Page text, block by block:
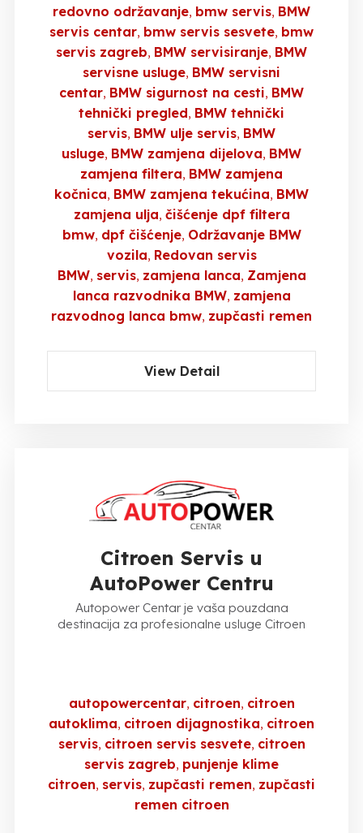
redovno održavanje bmw servis BMW
servis centar bmw servis sesvete bmw
servis zagreb BMW servisiranje BMW
servisne usluge BMW servisni
centar BMW sigurnost na cesti BMW
tehnički pregled BMW tehnički
servis BMW ulje servis BMW
usluge BMW zamjena dijelova BMW
zamjena filtera BMW zamjena
kočnica BMW zamjena tekućina BMW
zamjena ulja čišćenje dpf filtera
bmw dpf čišćenje Održavanje BMW
vozila Redovan servis
BMW servis zamjena lanca Zamjena
lanca razvodnika BMW zamjena
razvodnog lanca bmw zupčasti remen
View Detail
Citroen Servis u
AutoPower Centru
Autopower Centar je vaša pouzdana
destinacija za profesionalne usluge Citroen
autopowercentar citroen citroen
autoklima citroen dijagnostika citroen
servis citroen servis sesvete citroen
servis zagreb punjenje klime
citroen servis zupčasti remen zupčasti
remen citroen